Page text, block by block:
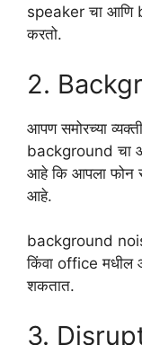
speaker चा आणि
करतो.
2.
आपण समोरच्या
background चा
आहे कि आपला फोन
आहे.
background
किंवा office मधील
शकतात.
3.